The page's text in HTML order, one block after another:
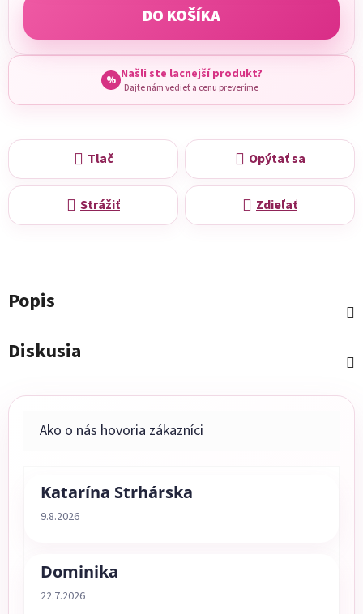
DO KOŠÍKA
% Našli ste lacnejší produkt?
Dajte nám vedieť a cenu preveríme
Tlač Opýtať sa
Strážiť Zdieľať
Popis
Diskusia
Katarína Strhárska
Hodnotenie obchodu je 5 z 5 hviezdičiek.
9.8.2026
Dominika
Hodnotenie obchodu je 5 z 5 hviezdičiek.
22.7.2026